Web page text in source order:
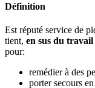
Définition
Est réputé service de
tient, en sus du
pour:
remédier à des
porter secours